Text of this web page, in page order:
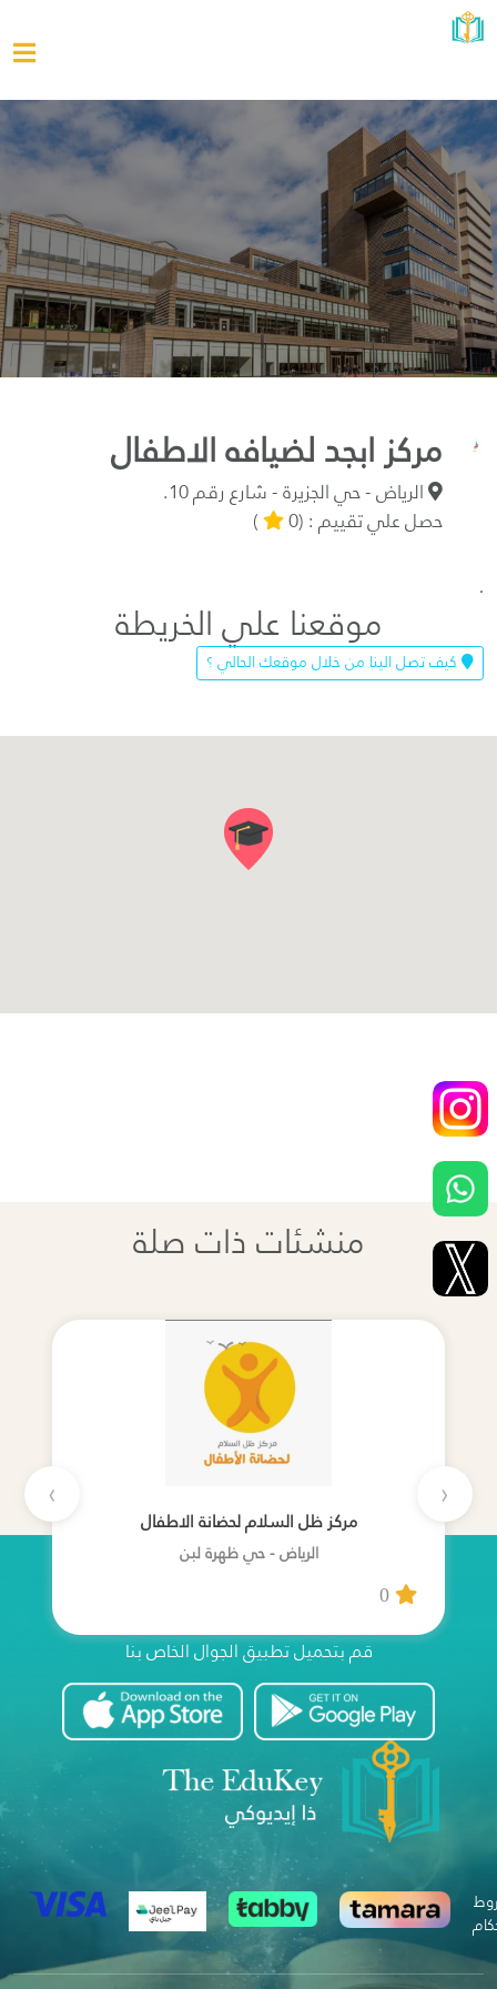
مركز ابجد لضيافه الاطفال
الرياض - حي الجزيرة - شارع رقم 10.
حصل علي تقييم : (0
)
.
موقعنا علي الخريطة
كيف تصل الينا من خلال موقعك الحالي ؟
منشئات ذات صلة
مركز ظل السلام لحضانة الاطفال
الرياض - حي ظهرة لبن
‹
›
قم بتحميل تطبيق الجوال الخاص بنا